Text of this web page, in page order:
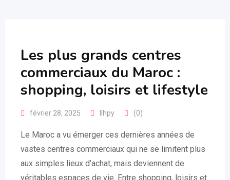
Les plus grands centres
commerciaux du Maroc :
shopping, loisirs et lifestyle
février 28, 2025 llhpy (0)
Le Maroc a vu émerger ces dernières années de
vastes centres commerciaux qui ne se limitent plus
aux simples lieux d’achat, mais deviennent de
véritables espaces de vie. Entre shopping, loisirs et